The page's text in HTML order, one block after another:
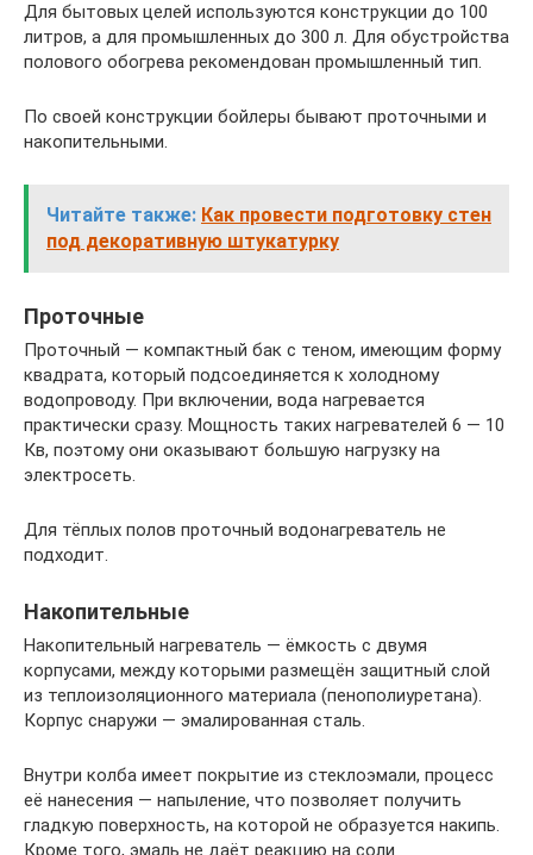
Для бытовых целей используются конструкции до 100
литров, а для промышленных до 300 л. Для обустройства
полового обогрева рекомендован промышленный тип.
По своей конструкции бойлеры бывают проточными и
накопительными.
Читайте также: Как провести подготовку стен
под декоративную штукатурку
Проточные
Проточный — компактный бак с теном, имеющим форму
квадрата, который подсоединяется к холодному
водопроводу. При включении, вода нагревается
практически сразу. Мощность таких нагревателей 6 — 10
Кв, поэтому они оказывают большую нагрузку на
электросеть.
Для тёплых полов проточный водонагреватель не
подходит.
Накопительные
Накопительный нагреватель — ёмкость с двумя
корпусами, между которыми размещён защитный слой
из теплоизоляционного материала (пенополиуретана).
Корпус снаружи — эмалированная сталь.
Внутри колба имеет покрытие из стеклоэмали, процесс
её нанесения — напыление, что позволяет получить
гладкую поверхность, на которой не образуется накипь.
Кроме того, эмаль не даёт реакцию на соли